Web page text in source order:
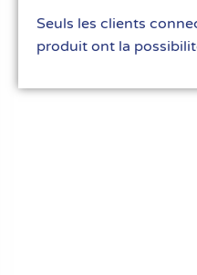
Seuls les clients
produit ont la